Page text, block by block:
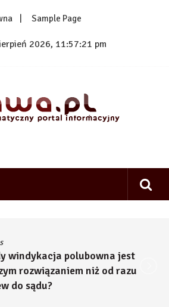
Sample Page
2026, 11:57:21 pm
windykacja polubowna jest
rozwiązaniem niż od razu
do sądu?